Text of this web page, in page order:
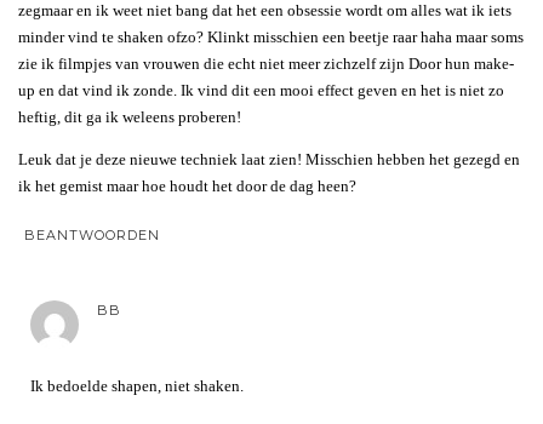
zegmaar en ik weet niet bang dat het een obsessie wordt om alles wat ik iets
minder vind te shaken ofzo? Klinkt misschien een beetje raar haha maar soms
zie ik filmpjes van vrouwen die echt niet meer zichzelf zijn Door hun make-
up en dat vind ik zonde. Ik vind dit een mooi effect geven en het is niet zo
heftig, dit ga ik weleens proberen!
Leuk dat je deze nieuwe techniek laat zien! Misschien hebben het gezegd en
ik het gemist maar hoe houdt het door de dag heen?
BEANTWOORDEN
BB
Ik bedoelde shapen, niet shaken.